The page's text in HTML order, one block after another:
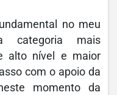
no meu
categoria mais
alto nível e maior
com o apoio da
momento da